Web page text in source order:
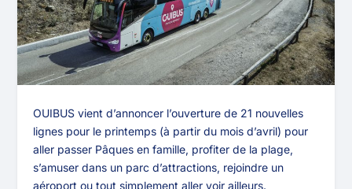
OUIBUS vient d’annoncer l’ouverture de 21 nouvelles
lignes pour le printemps (à partir du mois d’avril) pour
aller passer Pâques en famille, profiter de la plage,
s’amuser dans un parc d’attractions, rejoindre un
aéroport ou tout simplement aller voir ailleurs.